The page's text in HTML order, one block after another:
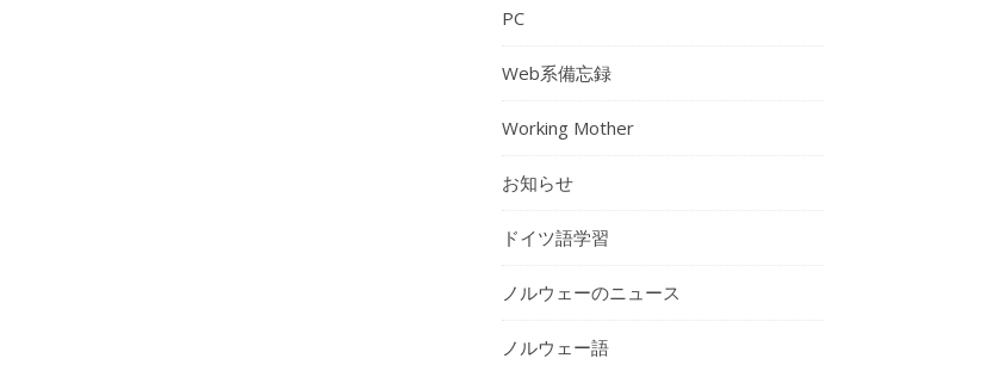
PC
Web系備忘録
Working Mother
お知らせ
ドイツ語学習
ノルウェーのニュース
ノルウェー語